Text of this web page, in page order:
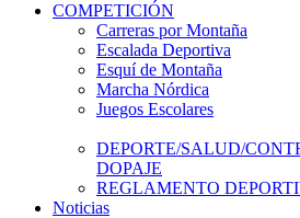
COMPETICIÓN
Carreras por Montaña
Escalada Deportiva
Esquí de Montaña
Marcha Nórdica
Juegos Escolares
DEPORTE/SALUD/
DOPAJE
REGLAMENTO
Noticias